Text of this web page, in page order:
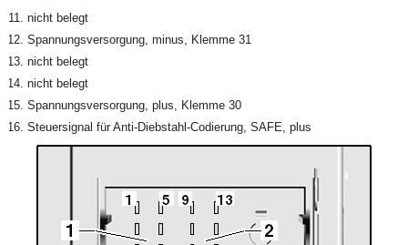
nicht belegt
Spannungsversorgung, minus, Klemme 31
nicht belegt
nicht belegt
Spannungsversorgung, plus, Klemme 30
Steuersignal für Anti-Diebstahl-Codierung, SAFE, plus